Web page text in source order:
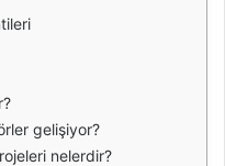
gelişiyor?
nelerdir?